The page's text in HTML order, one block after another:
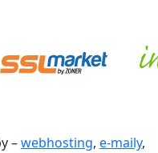
–webhosting, e-maily,